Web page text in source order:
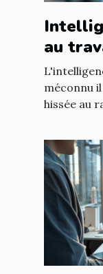
au
un
RH
méconnu
hissée au